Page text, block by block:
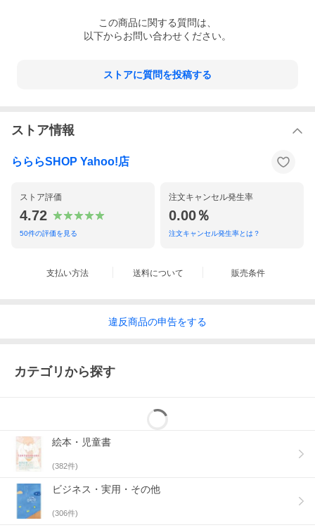
この商品に関する質問は、
以下からお問い合わせください。
ストアに質問を投稿する
ストア情報
らららSHOP Yahoo!店
ストア評価
4.72
50件の評価を見る
注文キャンセル発生率
0.00％
注文キャンセル発生率とは？
支払い方法 送料について 販売条件
違反商品の申告をする
カテゴリから探す
絵本・児童書
(382件)
ビジネス・実用・その他
(306件)